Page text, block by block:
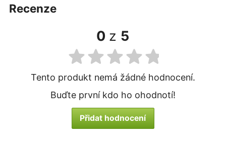
recenze
0 z 5
Tento produkt nemá žádné hodnocení.
Buďte první kdo ho ohodnotí!
Přidat hodnocení